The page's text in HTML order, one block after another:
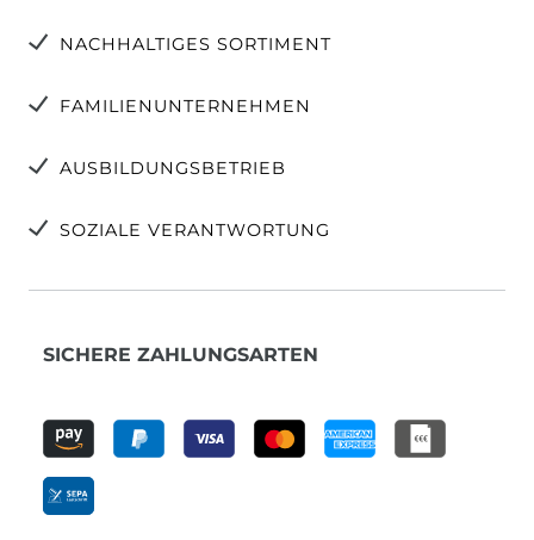
NACHHALTIGES SORTIMENT
FAMILIENUNTERNEHMEN
AUSBILDUNGSBETRIEB
SOZIALE VERANTWORTUNG
SICHERE ZAHLUNGSARTEN